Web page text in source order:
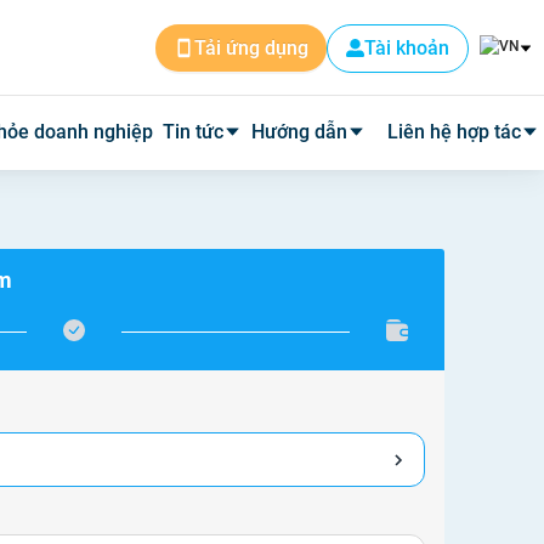
Tải ứng dụng Tài khoản
doanh nghiệp Tin tức
Y học thường thức
Hướng dẫn
Tư vấn khám bệnh qua video
Liên hệ hợp tác
Quảng cáo
Về Medpro